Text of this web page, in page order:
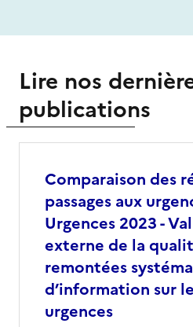
Lire nos
publications
Comparaison des
passages aux
Urgences 2023 -
externe de la
remontées
d’information sur
urgences